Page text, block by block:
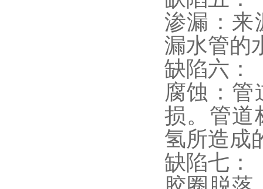
渗漏：来
漏水管的
缺陷六：
腐蚀：管
损。管道
氢所造成
缺陷七：